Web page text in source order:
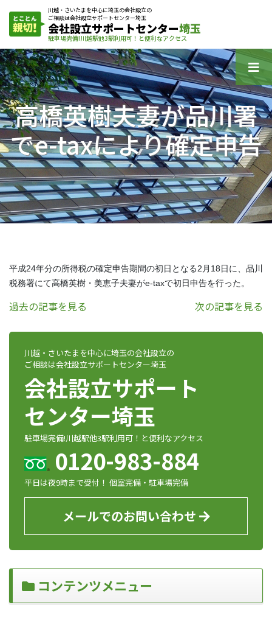
川越・さいたまを中心に埼玉の会社設立の
ご相談は会社設立サポートセンター埼玉
会社設立サポートセンター埼玉
駐車場完備!川越駅他3駅利用可！と便利なアクセス
高橋英樹夫妻が品川署
でe-taxにより確定申告
川越・さいたまを中心に埼玉の会社設立の
ご相談は会社設立サポートセンター埼玉
会社設立サポート
センター埼玉
駐車場完備!川越駅他3駅利用可！と便利なアクセス
0120-983-884
平日は夜9時まで受付！ 個室完備・駐車場完備
メールでのお問い合わせ
コンテンツメニュー
平成24年分の所得税の確定申告期間の初日となる2月18日に、品川
税務署にて高橋英樹・美恵子夫妻がe-taxで初日申告を行った。
過去の記事を見る 次の記事を見る